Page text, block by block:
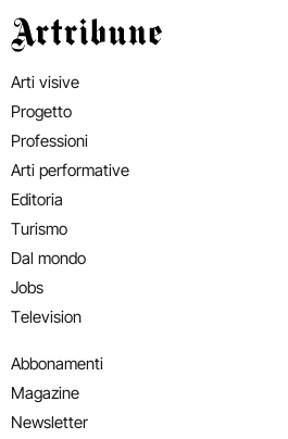
Artribune
Arti visive
Progetto
Professioni
Arti performative
Editoria
Turismo
Dal mondo
Jobs
Television
Abbonamenti
Magazine
Newsletter